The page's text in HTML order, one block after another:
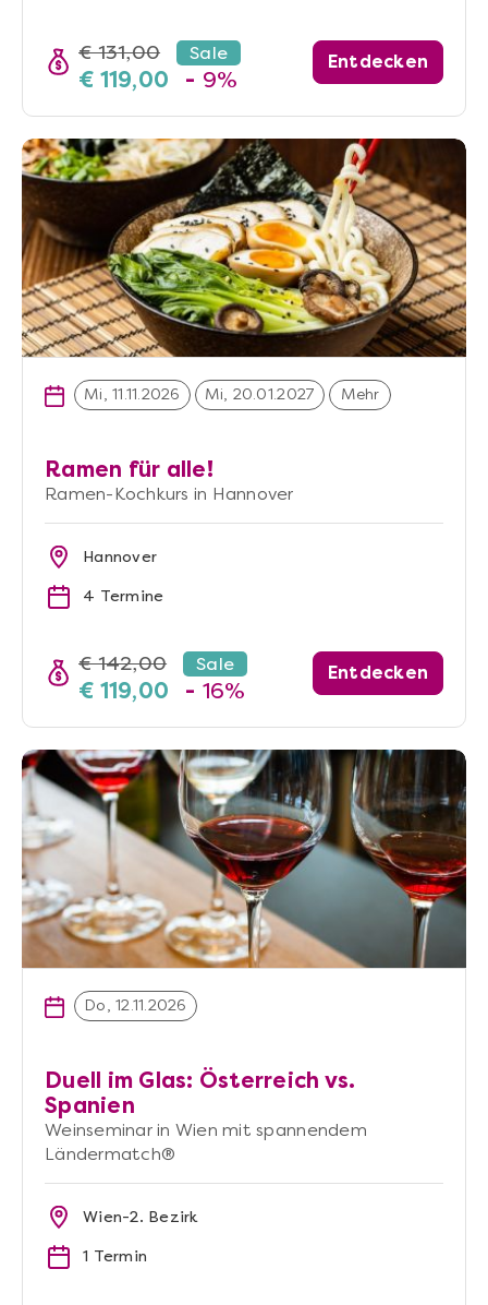
€ 131,00 Sale
€ 119,00 - 9%
Entdecken
Mi, 11.11.2026 Mi, 20.01.2027 Mehr
Ramen für alle!
Ramen-Kochkurs in Hannover
Hannover
4 Termine
€ 142,00 Sale
€ 119,00 - 16%
Entdecken
Do, 12.11.2026
Duell im Glas: Österreich vs.
Spanien
Weinseminar in Wien mit spannendem
Ländermatch®
Wien-2. Bezirk
1 Termin